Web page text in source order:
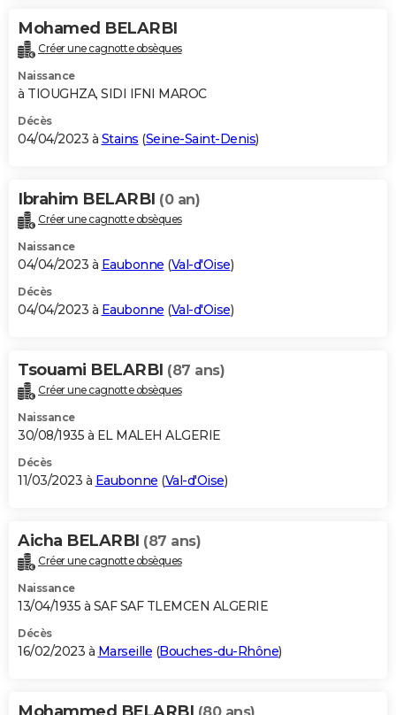
Mohamed BELARBI
Créer une cagnotte obsèques
Naissance
à TIOUGHZA, SIDI IFNI MAROC
Décès
04/04/2023 à Stains (Seine-Saint-Denis)
Ibrahim BELARBI (0 an)
Créer une cagnotte obsèques
Naissance
04/04/2023 à Eaubonne (Val-d'Oise)
Décès
04/04/2023 à Eaubonne (Val-d'Oise)
Tsouami BELARBI (87 ans)
Créer une cagnotte obsèques
Naissance
30/08/1935 à EL MALEH ALGERIE
Décès
11/03/2023 à Eaubonne (Val-d'Oise)
Aicha BELARBI (87 ans)
Créer une cagnotte obsèques
Naissance
13/04/1935 à SAF SAF TLEMCEN ALGERIE
Décès
16/02/2023 à Marseille (Bouches-du-Rhône)
(80 ans)